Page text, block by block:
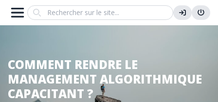
Search
COMMENT RENDRE LE
MANAGEMENT ALGORITHMIQUE
CAPACITANT ?